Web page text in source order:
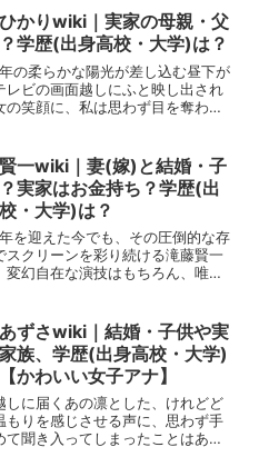
の深層に迫ってみたいと思いま
くのファンを虜...
かりwiki｜実家の母親・父
学歴(出身高校・大学)は？
の柔らかな陽光が差し込む昼下が
レビの画面越しにふと映し出され
の笑顔に、私は思わず目を奪われ
の周りには、少女のような無垢さ
み込むような...
一wiki｜妻(嫁)と結婚・子
実家はお金持ち？学歴(出
・大学)は？
を迎えた今でも、その圧倒的な存
スクリーンを彩り続ける滝藤賢一
変幻自在な演技はもちろん、唯一
の知られざる素顔やルーツについ
ずさwiki｜結婚・子供や実
族、学歴(出身高校・大学)
かわいい女子アナ】
しに届くあの凛とした、けれどど
もりを感じさせる声に、思わず手
て聞き入ってしまったことはあり